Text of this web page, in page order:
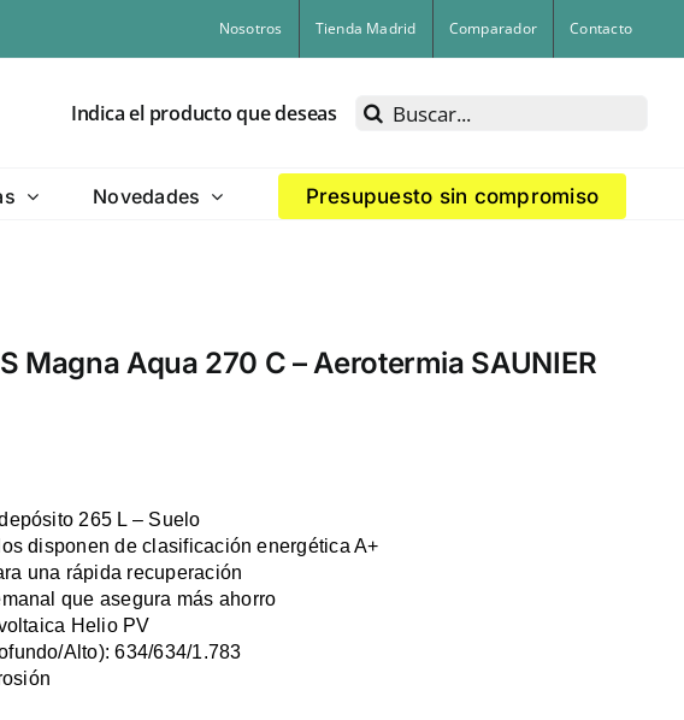
Nosotros Tienda Madrid Comparador Contacto
Indica el producto que deseas Buscar:
Novedades Presupuesto sin compromiso
Magna Aqua 270 C – Aerotermia SAUNIER
265 L – Suelo
disponen de clasificación energética A+
una rápida recuperación
que asegura más ahorro
Helio PV
Alto): 634/634/1.783